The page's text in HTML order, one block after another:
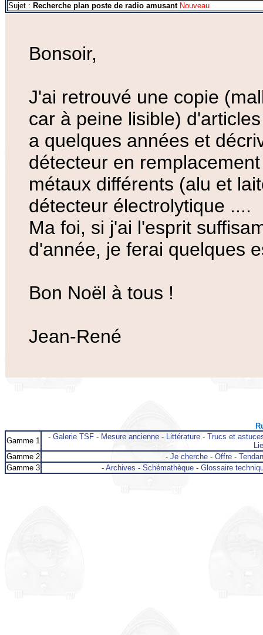
Sujet : Recherche plan poste de radio amusantNouveau
Bonsoir,
J'ai retrouvé une copie
car à peine lisible)
a quelques années et
détecteur en
métaux différents (alu et
détecteur électrolytique ....
Ma foi, si j'ai l'esprit
d'année, je ferai quelques
Bon Noël à tous !
Jean-René
Gamme 1
- Galerie TSF- Mesure ancienne- Littérature- Trucs et
Gamme 2
- Je cherche- Offre-
Gamme 3
- Archives - Schémathèque- Glossaire